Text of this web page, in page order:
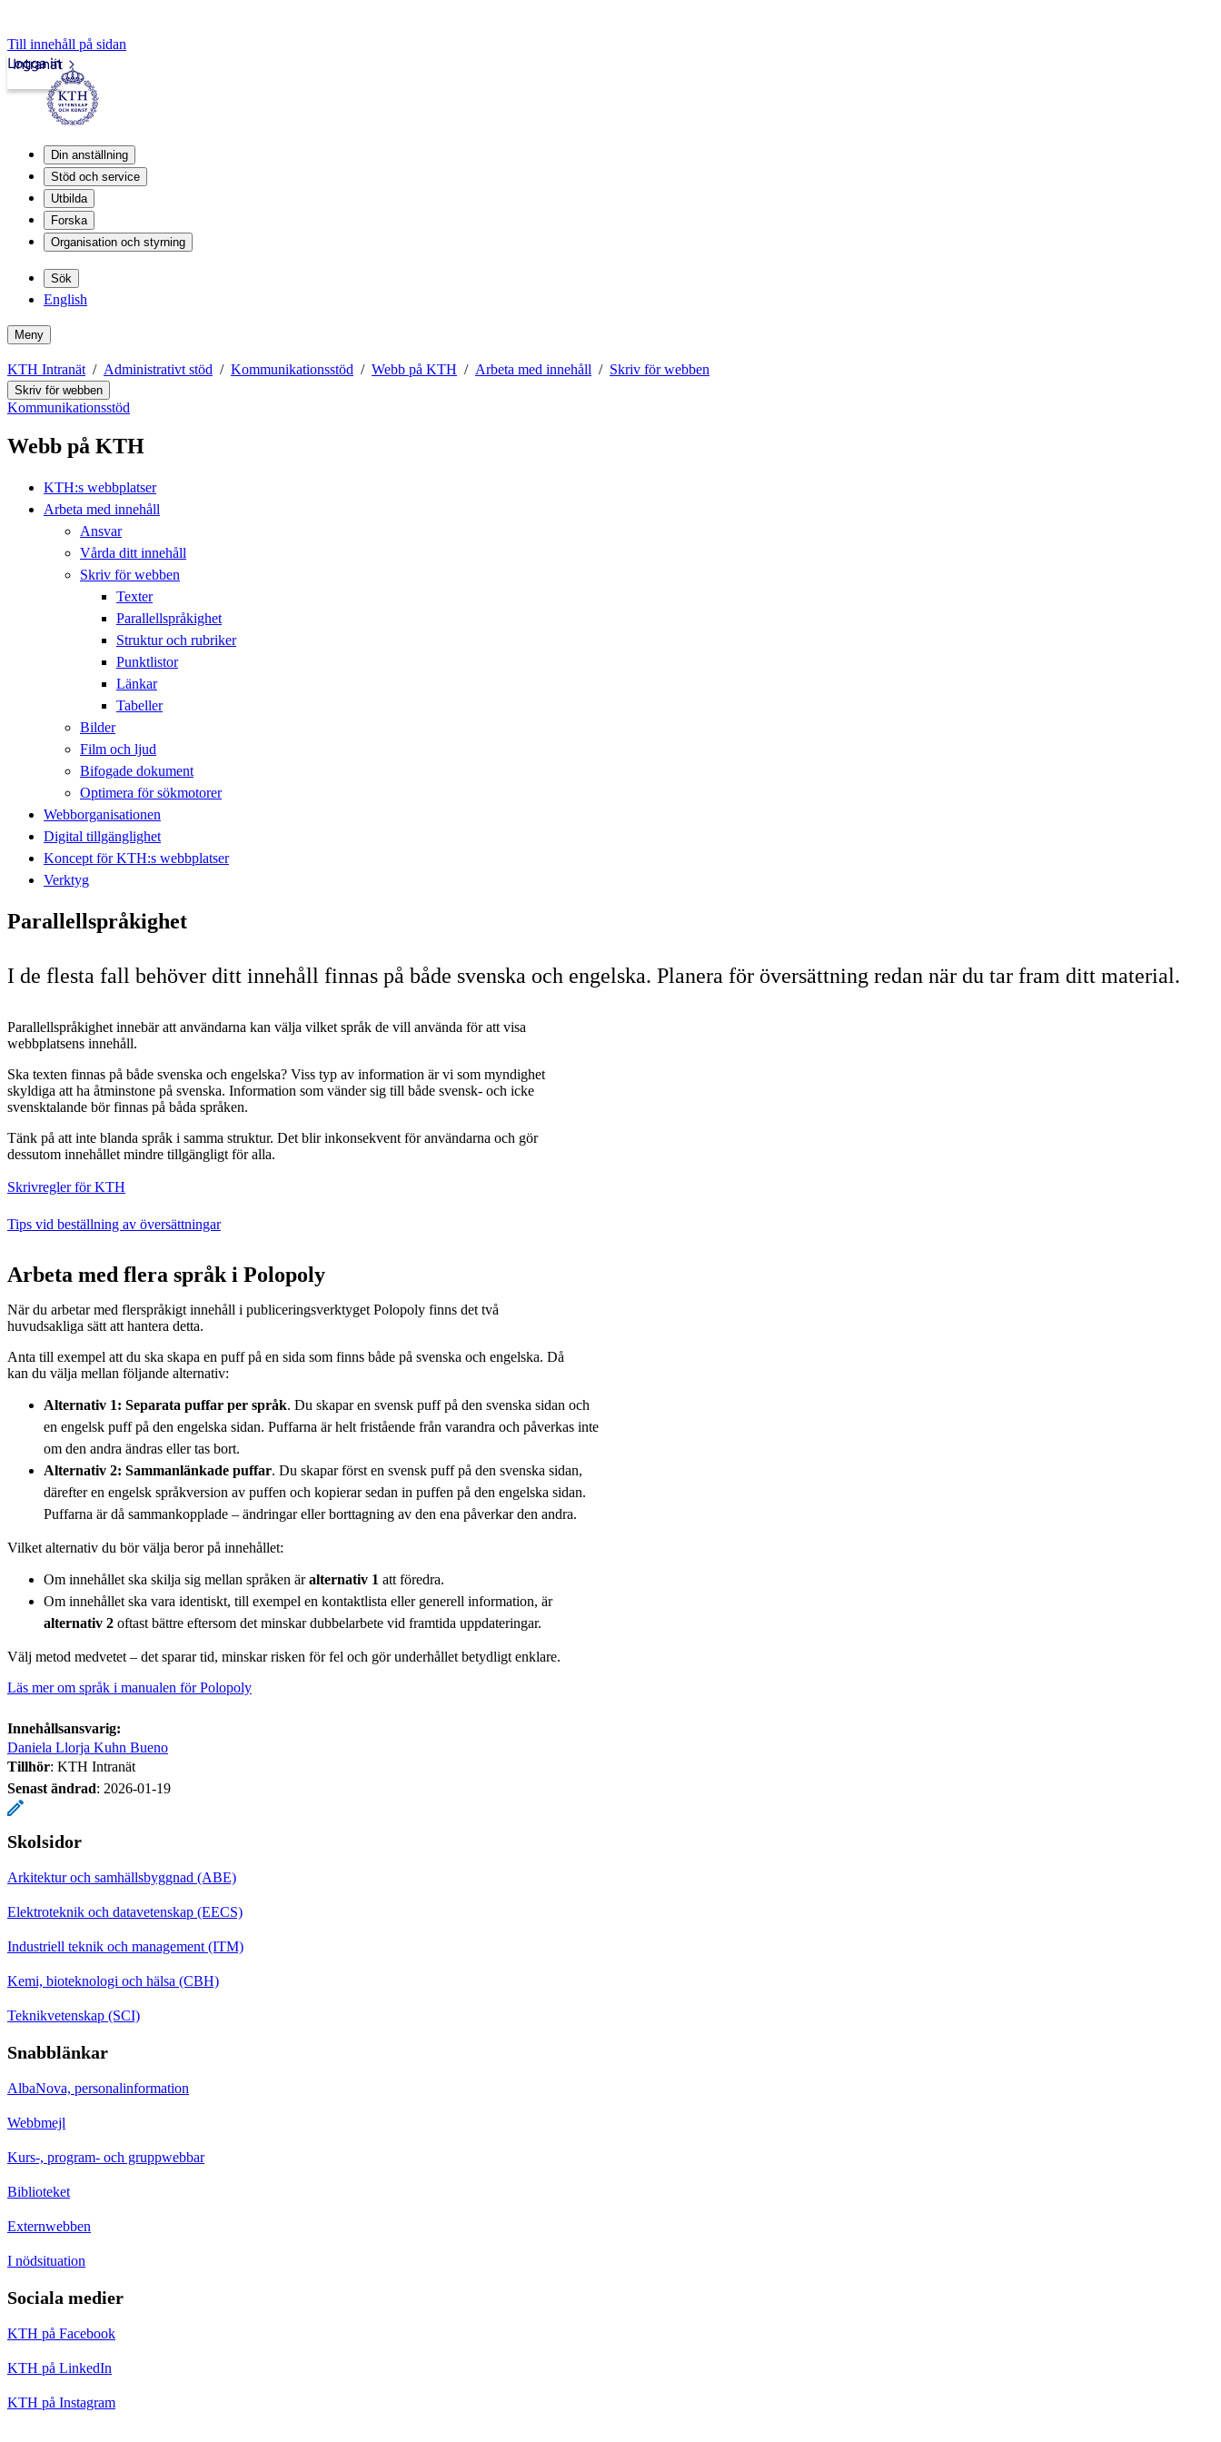
Till innehåll på sidan
Intranät
Logga in
Din anställning
Stöd och service
Utbilda
Forska
Organisation och styrning
Sök
English
Meny
KTH Intranät Administrativt stöd Kommunikationsstöd Webb på KTH Arbeta med innehåll Skriv för webben
Skriv för webben
Kommunikationsstöd
Webb på KTH
KTH:s webbplatser
Arbeta med innehåll
Ansvar
Vårda ditt innehåll
Skriv för webben
Texter
Parallellspråkighet
Struktur och rubriker
Punktlistor
Länkar
Tabeller
Bilder
Film och ljud
Bifogade dokument
Optimera för sökmotorer
Webborganisationen
Digital tillgänglighet
Koncept för KTH:s webbplatser
Verktyg
Parallellspråkighet
I de flesta fall behöver ditt innehåll finnas på både svenska och engelska. Planera för översättning redan när du tar fram ditt material.
Parallellspråkighet innebär att användarna kan välja vilket språk de vill använda för att visa
webbplatsens innehåll.
Ska texten finnas på både svenska och engelska? Viss typ av information är vi som myndighet
skyldiga att ha åtminstone på svenska. Information som vänder sig till både svensk- och icke
svensktalande bör finnas på båda språken.
Tänk på att inte blanda språk i samma struktur. Det blir inkonsekvent för användarna och gör
dessutom innehållet mindre tillgängligt för alla.
Skrivregler för KTH
Tips vid beställning av översättningar
Arbeta med flera språk i Polopoly
När du arbetar med flerspråkigt innehåll i publiceringsverktyget Polopoly finns det två
huvudsakliga sätt att hantera detta.
Anta till exempel att du ska skapa en puff på en sida som finns både på svenska och engelska. Då
kan du välja mellan följande alternativ:
Alternativ 1: Separata puffar per språk. Du skapar en svensk puff på den svenska sidan och
en engelsk puff på den engelska sidan. Puffarna är helt fristående från varandra och påverkas inte
om den andra ändras eller tas bort.
Alternativ 2: Sammanlänkade puffar. Du skapar först en svensk puff på den svenska sidan,
därefter en engelsk språkversion av puffen och kopierar sedan in puffen på den engelska sidan.
Puffarna är då sammankopplade – ändringar eller borttagning av den ena påverkar den andra.
Vilket alternativ du bör välja beror på innehållet:
Om innehållet ska skilja sig mellan språken äralternativ 1 att föredra.
Om innehållet ska vara identiskt, till exempel en kontaktlista eller generell information, är
alternativ 2 oftast bättre eftersom det minskar dubbelarbete vid framtida uppdateringar.
Välj metod medvetet – det sparar tid, minskar risken för fel och gör underhållet betydligt enklare.
Läs mer om språk i manualen för Polopoly
Innehållsansvarig:
Daniela Llorja Kuhn Bueno
Tillhör: KTH Intranät
Senast ändrad: 2026-01-19
Skolsidor
Arkitektur och samhällsbyggnad (ABE)
Elektroteknik och datavetenskap (EECS)
Industriell teknik och management (ITM)
Kemi, bioteknologi och hälsa (CBH)
Teknikvetenskap (SCI)
Snabblänkar
AlbaNova, personalinformation
Webbmejl
Kurs-, program- och gruppwebbar
Biblioteket
Externwebben
I nödsituation
Sociala medier
KTH på Facebook
KTH på LinkedIn
KTH på Instagram